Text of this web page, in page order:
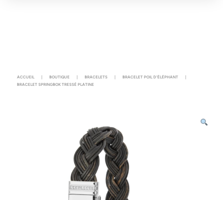
ACCUEIL | BOUTIQUE | BRACELETS | BRACELET POIL D'ÉLÉPHANT
|
BRACELET SPRINGBOK TRESSÉ PLATINE